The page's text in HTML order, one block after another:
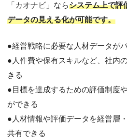
「カオナビ」ならシステム上で評
データの見える化が可能です。
●経営戦略に必要な人材データが
●人件費や保有スキルなど、社内
きる
●目標を達成するための評価制度
ができる
●人材情報や評価データを経営層
共有できる